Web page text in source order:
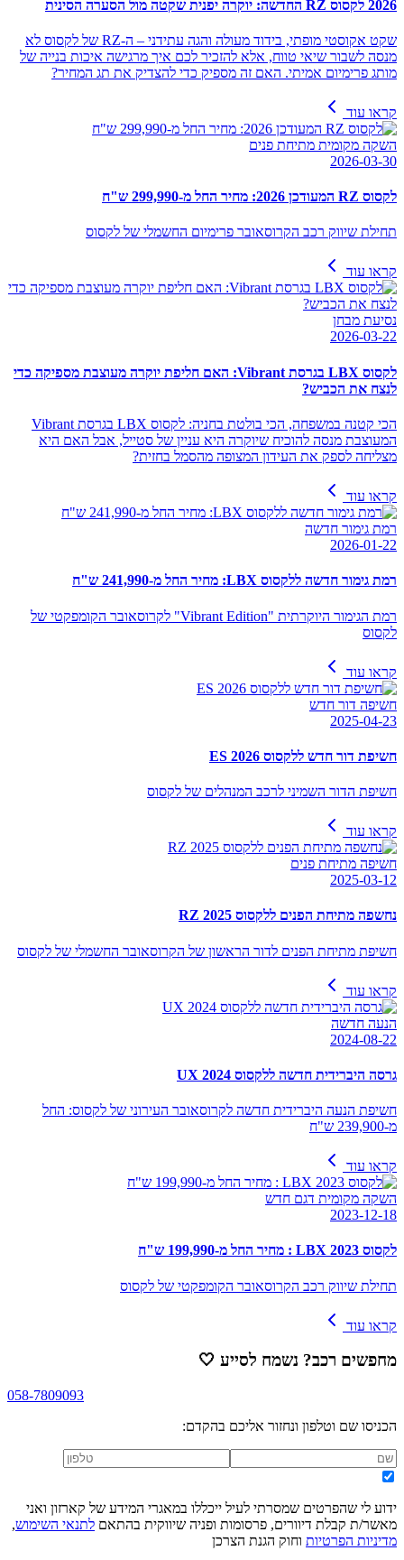
2026 לקסוס RZ החדשה: יוקרה יפנית שקטה מול הסערה הסינית
שקט אקוסטי מופתי, בידוד מעולה והגה עתידני – ה-RZ של לקסוס לא
מנסה לשבור שיאי טווח, אלא להזכיר לכם איך מרגישה איכות בנייה של
מותג פרימיום אמיתי. האם זה מספיק כדי להצדיק את תג המחיר?
קראו עוד
השקה מקומית מתיחת פנים
2026-03-30
לקסוס RZ המעודכן 2026: מחיר החל מ-299,990 ש"ח
תחילת שיווק רכב הקרוסאובר פרימיום החשמלי של לקסוס
קראו עוד
נסיעת מבחן
2026-03-22
לקסוס LBX בגרסת Vibrant: האם חליפת יוקרה מעוצבת מספיקה כדי
לנצח את הכביש?
הכי קטנה במשפחה, הכי בולטת בחניה: לקסוס LBX בגרסת Vibrant
המעוצבת מנסה להוכיח שיוקרה היא עניין של סטייל, אבל האם היא
מצליחה לספק את העידון המצופה מהסמל בחזית?
קראו עוד
רמת גימור חדשה
2026-01-22
רמת גימור חדשה ללקסוס LBX: מחיר החל מ-241,990 ש"ח
רמת הגימור היוקרתית "Vibrant Edition" לקרוסאובר הקומפקטי של
לקסוס
קראו עוד
חשיפה דור חדש
2025-04-23
חשיפת דור חדש ללקסוס ES 2026
חשיפת הדור השמיני לרכב המנהלים של לקסוס
קראו עוד
חשיפה מתיחת פנים
2025-03-12
נחשפה מתיחת הפנים ללקסוס RZ 2025
חשיפת מתיחת הפנים לדור הראשון של הקרוסאובר החשמלי של לקסוס
קראו עוד
הנעה חדשה
2024-08-22
גרסה היברידית חדשה ללקסוס UX 2024
חשיפת הנעה היברידית חדשה לקרוסאובר העירוני של לקסוס: החל
מ-239,900 ש"ח
קראו עוד
השקה מקומית דגם חדש
2023-12-18
לקסוס LBX 2023 : מחיר החל מ-199,990 ש"ח
תחילת שיווק רכב הקרוסאובר הקומפקטי של לקסוס
קראו עוד
מחפשים רכב? נשמח לסייע 🤍
058-7809093
הכניסו שם וטלפון ונחזור אליכם בהקדם:
ידוע לי שהפרטים שמסרתי לעיל ייכללו במאגרי המידע של קארזון ואני
מאשר/ת קבלת דיוורים, פרסומות ופניה שיווקית בהתאם לתנאי השימוש,
מדיניות הפרטיות וחוק הגנת הצרכן